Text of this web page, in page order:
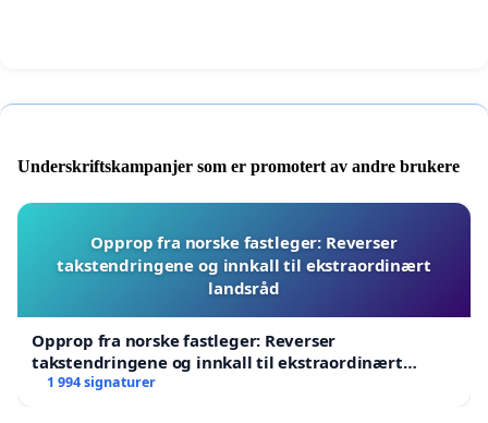
Underskriftskampanjer som er promotert av andre brukere
Opprop fra norske fastleger: Reverser
takstendringene og innkall til ekstraordinært
landsråd
Opprop fra norske fastleger: Reverser
takstendringene og innkall til ekstraordinært
landsråd
1 994 signaturer